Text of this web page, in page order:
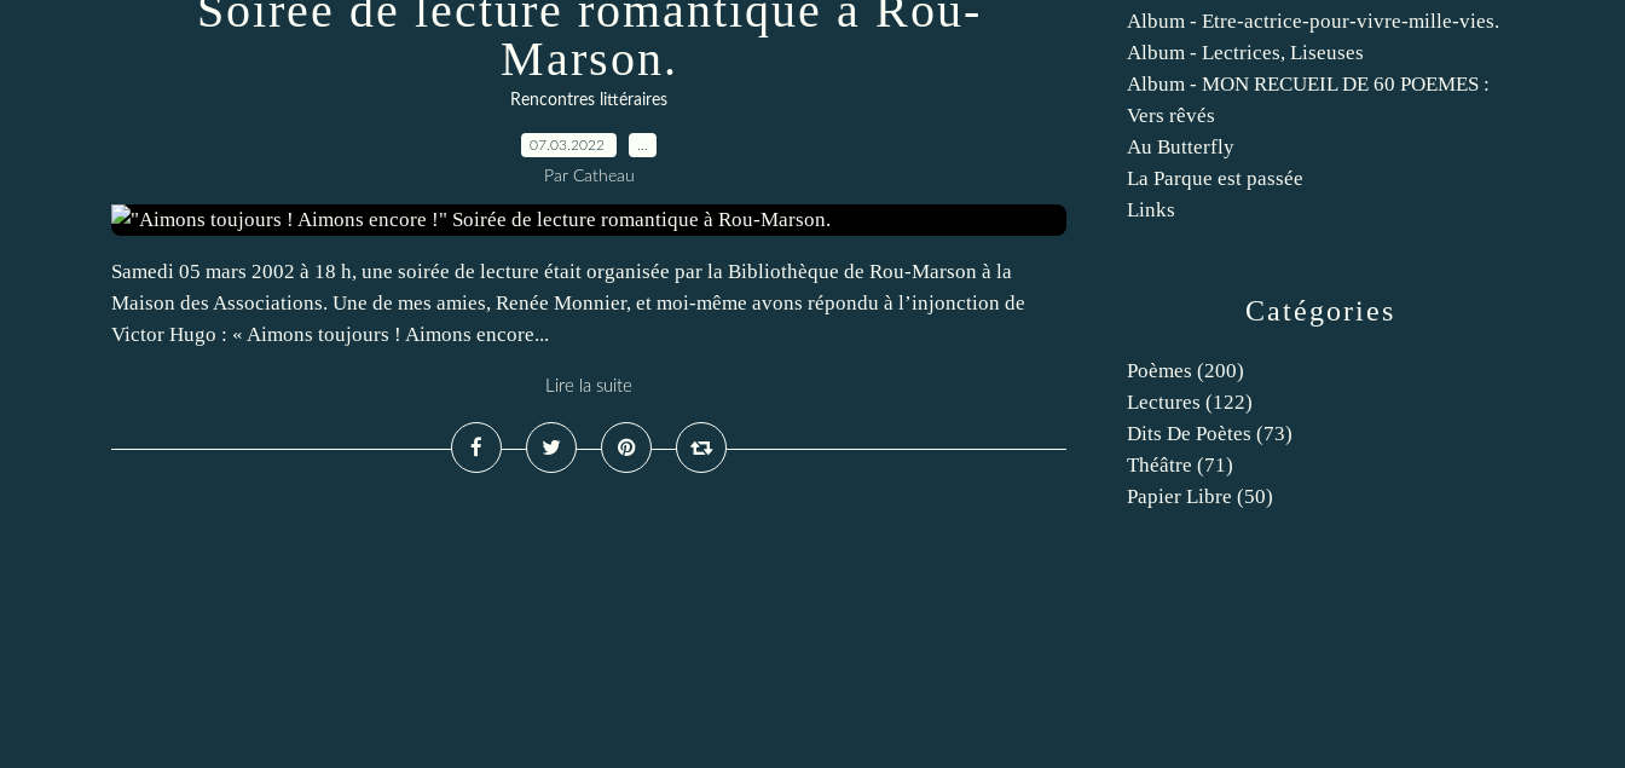
Marson.
Rencontres littéraires
07.03.2022
Par Catheau
Samedi 05 mars 2002 à 18 h, une soirée de lecture était organisée par la Bibliothèque de Rou-Marson à la
Maison des Associations. Une de mes amies, Renée Monnier, et moi-même avons répondu à l’injonction de
Victor Hugo : « Aimons toujours ! Aimons encore...
Lire la suite
Catégories
Poèmes (200)
Lectures (122)
Dits De Poètes (73)
Théâtre (71)
Papier Libre (50)
Album - Etre-actrice-pour-vivre-mille-vies.
Album - Lectrices, Liseuses
Album - MON RECUEIL DE 60 POEMES :
Vers rêvés
Au Butterfly
La Parque est passée
Links